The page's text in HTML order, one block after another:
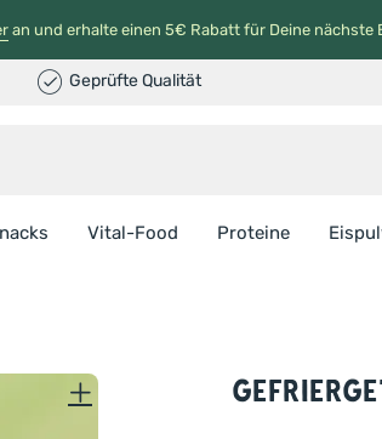
an und erhalte einen 5€ Rabatt für Deine nächste
Geprüfte Qualität
Vital-Food Proteine